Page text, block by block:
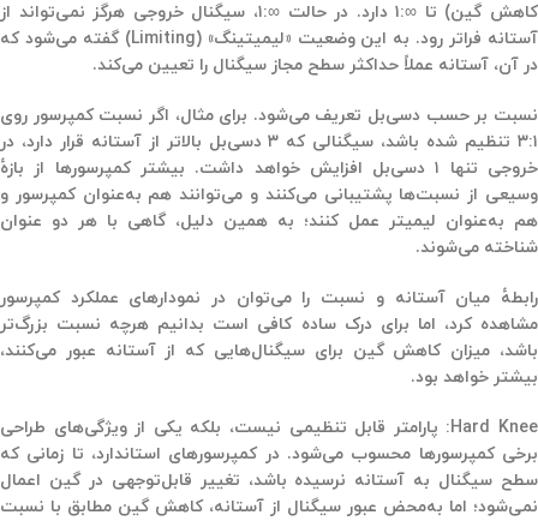
کاهش گین) تا ∞:۱ دارد. در حالت ∞:۱، سیگنال خروجی هرگز نمی‌تواند از
آستانه فراتر رود. به این وضعیت «لیمیتینگ» (Limiting) گفته می‌شود که
در آن، آستانه عملاً حداکثر سطح مجاز سیگنال را تعیین می‌کند.
نسبت بر حسب دسی‌بل تعریف می‌شود. برای مثال، اگر نسبت کمپرسور روی
۳:۱ تنظیم شده باشد، سیگنالی که ۳ دسی‌بل بالاتر از آستانه قرار دارد، در
خروجی تنها ۱ دسی‌بل افزایش خواهد داشت. بیشتر کمپرسورها از بازهٔ
وسیعی از نسبت‌ها پشتیبانی می‌کنند و می‌توانند هم به‌عنوان کمپرسور و
هم به‌عنوان لیمیتر عمل کنند؛ به همین دلیل، گاهی با هر دو عنوان
شناخته می‌شوند.
رابطهٔ میان آستانه و نسبت را می‌توان در نمودارهای عملکرد کمپرسور
مشاهده کرد، اما برای درک ساده کافی است بدانیم هرچه نسبت بزرگ‌تر
باشد، میزان کاهش گین برای سیگنال‌هایی که از آستانه عبور می‌کنند،
بیشتر خواهد بود.
Hard Knee: پارامتر قابل تنظیمی نیست، بلکه یکی از ویژگی‌های طراحی
برخی کمپرسورها محسوب می‌شود. در کمپرسورهای استاندارد، تا زمانی که
سطح سیگنال به آستانه نرسیده باشد، تغییر قابل‌توجهی در گین اعمال
نمی‌شود؛ اما به‌محض عبور سیگنال از آستانه، کاهش گین مطابق با نسبت